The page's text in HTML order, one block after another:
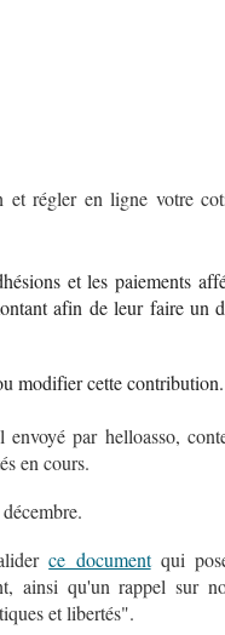
et régler en ligne votre
et les paiements
afin de leur faire un
modifier cette contribution.
par helloasso,
en cours.
ce documentqui
ainsi qu'un rappel sur
et libertés".